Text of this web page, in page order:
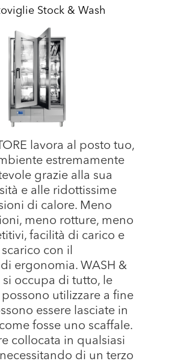
Stock & Wash
lavora al posto tuo,
estremamente
grazie alla sua
e alle ridottissime
di calore. Meno
meno rotture, meno
facilità di carico e
scarico con il
ergonomia. WASH &
si occupa di tutto, le
utilizzare a fine
essere lasciate in
fosse uno scaffale.
collocata in qualsiasi
di un terzo